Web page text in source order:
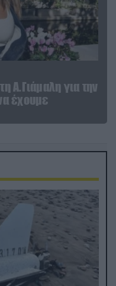
Α.Γιάμαλη για την
έχουμε